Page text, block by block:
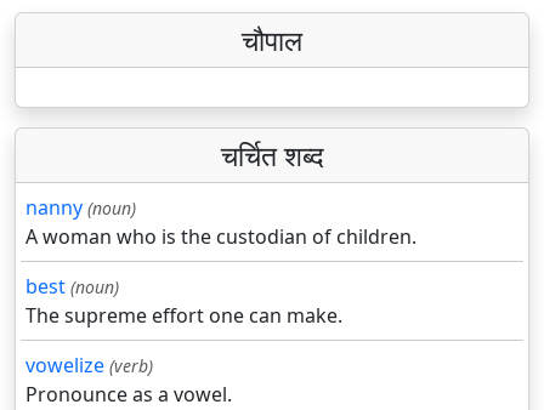
चौपाल
चर्चित शब्द
nanny (noun)
A woman who is the custodian of children.
best (noun)
The supreme effort one can make.
vowelize (verb)
Pronounce as a vowel.